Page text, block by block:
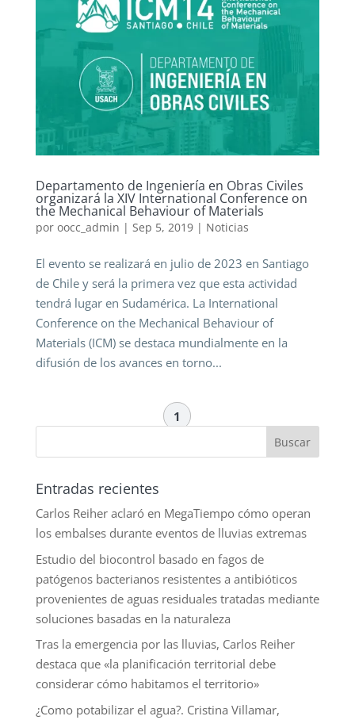
Departamento de Ingeniería en Obras Civiles
organizará la XIV International Conference on
the Mechanical Behaviour of Materials
por oocc_admin | Sep 5, 2019| Noticias
El evento se realizará en julio de 2023 en Santiago
de Chile y será la primera vez que esta actividad
tendrá lugar en Sudamérica. La International
Conference on the Mechanical Behaviour of
Materials (ICM) se destaca mundialmente en la
difusión de los avances en torno...
1
Entradas recientes
Carlos Reiher aclaró en MegaTiempo cómo operan
los embalses durante eventos de lluvias extremas
Estudio del biocontrol basado en fagos de
patógenos bacterianos resistentes a antibióticos
provenientes de aguas residuales tratadas mediante
soluciones basadas en la naturaleza
Tras la emergencia por las lluvias, Carlos Reiher
destaca que «la planificación territorial debe
considerar cómo habitamos el territorio»
¿Como potabilizar el agua?. Cristina Villamar,